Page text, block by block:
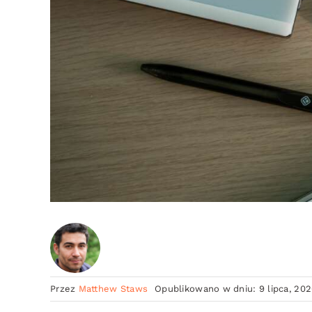
Przez Matthew Staws Opublikowano w dniu: 9 lipca,